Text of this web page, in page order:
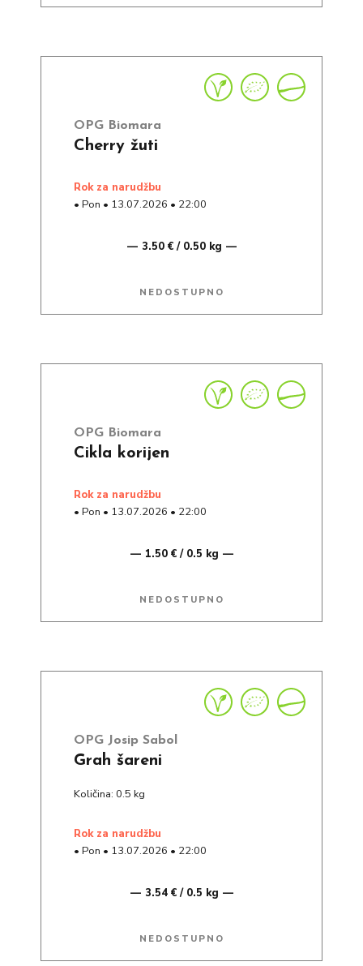
OPG Biomara
Cherry žuti
rok za narudžbu
• Pon • 13.07.2026 • 22:00
3.50 € / 0.50 kg
NEDOSTUPNO
OPG Biomara
Cikla korijen
rok za narudžbu
• Pon • 13.07.2026 • 22:00
1.50 € / 0.5 kg
NEDOSTUPNO
OPG Josip Sabol
Grah šareni
Količina: 0.5 kg
rok za narudžbu
• Pon • 13.07.2026 • 22:00
3.54 € / 0.5 kg
NEDOSTUPNO